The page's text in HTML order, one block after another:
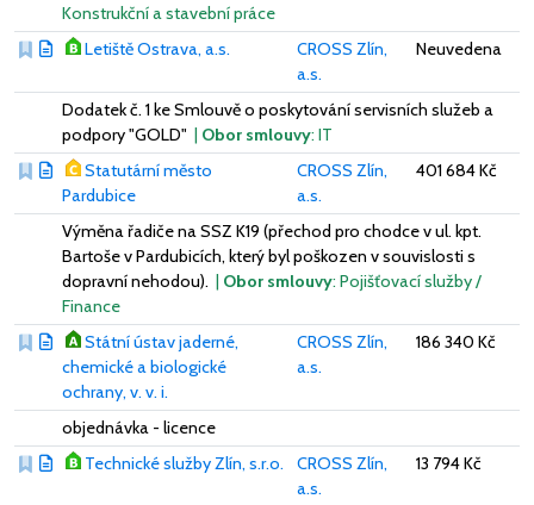
Konstrukční a stavební práce
Letiště Ostrava, a.s.
CROSS Zlín,
a.s.
Neuvedena
Dodatek č. 1 ke Smlouvě o poskytování servisních služeb a
podpory "GOLD" | Obor smlouvy: IT
Statutární město
Pardubice
CROSS Zlín,
a.s.
401 684 Kč
Výměna řadiče na SSZ K19 (přechod pro chodce v ul. kpt.
Bartoše v Pardubicích, který byl poškozen v souvislosti s
dopravní nehodou). | Obor smlouvy: Pojišťovací služby /
Finance
Státní ústav jaderné,
chemické a biologické
ochrany, v. v. i.
CROSS Zlín,
a.s.
186 340 Kč
objednávka - licence
Technické služby Zlín, s.r.o.
CROSS Zlín,
a.s.
13 794 Kč